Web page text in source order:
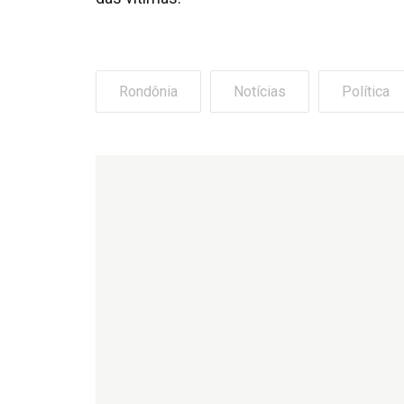
Rondônia Notícias Política